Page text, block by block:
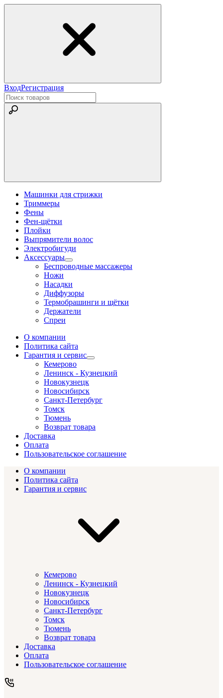
ВходРегистрация
Машинки для стрижки
Триммеры
Фены
Фен-щётки
Плойки
Выпрямители волос
Электробигуди
Аксессуары
Беспроводные массажеры
Ножи
Насадки
Диффузоры
Термобрашинги и щётки
Держатели
Спреи
О компании
Политика сайта
Гарантия и сервис
Кемерово
Ленинск - Кузнецкий
Новокузнецк
Новосибирск
Санкт-Петербург
Томск
Тюмень
Возврат товара
Доставка
Оплата
Пользовательское соглашение
О компании
Политика сайта
Гарантия и сервис
Кемерово
Ленинск - Кузнецкий
Новокузнецк
Новосибирск
Санкт-Петербург
Томск
Тюмень
Возврат товара
Доставка
Оплата
Пользовательское соглашение